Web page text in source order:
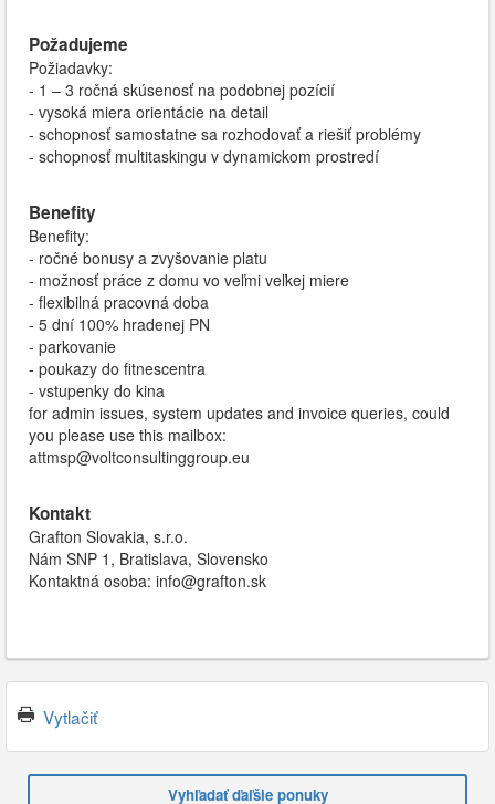
Požadujeme
Požiadavky:
- 1 – 3 ročná skúsenosť na podobnej pozícií
- vysoká miera orientácie na detail
- schopnosť samostatne sa rozhodovať a riešiť problémy
- schopnosť multitaskingu v dynamickom prostredí
Benefity
Benefity:
- ročné bonusy a zvyšovanie platu
- možnosť práce z domu vo veľmi veľkej miere
- flexibilná pracovná doba
- 5 dní 100% hradenej PN
- parkovanie
- poukazy do fitnescentra
- vstupenky do kina
for admin issues, system updates and invoice queries, could
you please use this mailbox:
attmsp@voltconsultinggroup.eu
Kontakt
Grafton Slovakia, s.r.o.
Nám SNP 1, Bratislava, Slovensko
Kontaktná osoba: info@grafton.sk
Vytlačiť
Vyhľadať ďaľšie ponuky